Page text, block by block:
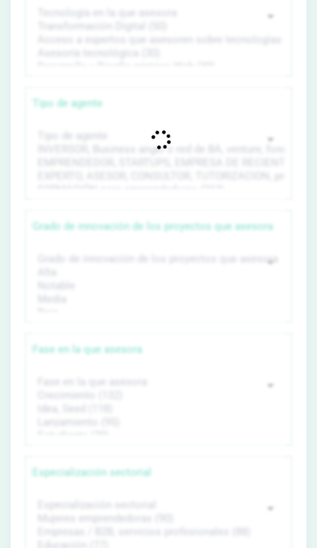
Tipo de agente
Grado de innovación de los proyectos que asesora
Fase en la que asesora
Especialización sectorial